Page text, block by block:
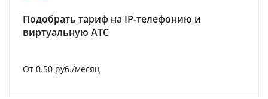
Подобрать тариф на IP-телефонию и
виртуальную АТС
От 0.50 руб./месяц